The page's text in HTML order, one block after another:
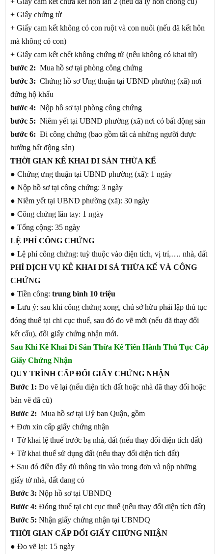
+ Giấy chứng tử
+ Giấy cam kết không có con ruột và con nuôi (nếu đã kết hôn
mà không có con)
+ Giấy cam kết chết không chứng tử (nếu không có khai tử)
bước 2: Mua hồ sơ tại phòng công chứng
bước 3: Chứng hồ sơ Ưng thuận tại UBND phường (xã) nơi
đứng hộ khẩu
bước 4: Nộp hồ sơ tại phòng công chứng
bước 5: Niêm yết tại UBND phường (xã) nơi có bất động sản
bước 6: Đi công chứng (bao gồm tất cả những người được
hưởng bất động sản)
THỜI GIAN KÊ KHAI DI SẢN THỪA KẾ
● Chứng ưng thuận tại UBND phường (xã): 1 ngày
● Nộp hồ sơ tại công chứng: 3 ngày
● Niêm yết tại UBND phường (xã): 30 ngày
● Công chứng lăn tay: 1 ngày
● Tổng cộng: 35 ngày
LỆ PHÍ CÔNG CHỨNG
● Lệ phí công chứng: tuỳ thuộc vào diện tích, vị trí,…. nhà, đất
PHÍ DỊCH VỤ KÊ KHAI DI SẢ THỪA KẾ VÀ CÔNG
CHỨNG
● Tiền công: trung bình 10 triệu
● Lưu ý: sau khi công chứng xong, chủ sở hữu phải lập thủ tục
đóng thuế tại chi cục thuế, sau đó đo vẽ mới (nếu đã thay đổi
kết cấu), đổi giấy chứng nhận mới.
Sau Khi Kê Khai Di Sản Thừa Kế Tiến Hành Thủ Tục Cấp
Giấy Chứng Nhận
QUY TRÌNH CẤP ĐỔI GIẤY CHỨNG NHẬN
Bước 1: Đo vẽ lại (nếu diện tích đất hoặc nhà đã thay đổi hoặc
bản vẽ đã cũ)
Bước 2: Mua hồ sơ tại Uỷ ban Quận, gồm
+ Đơn xin cấp giấy chứng nhận
+ Tờ khai lệ thuế trước bạ nhà, đất (nếu thay đổi diện tích đất)
+ Tờ khai thuế sử dụng đất (nếu thay đổi diện tích đất)
+ Sau đó điền đầy đủ thông tin vào trong đơn và nộp những
giấy tờ nhà, đất đang có
Bước 3: Nộp hồ sơ tại UBNDQ
Bước 4: Đóng thuế tại chi cục thuế (nếu thay đổi diện tích đất)
Bước 5: Nhận giấy chứng nhận tại UBNDQ
THỜI GIAN CẤP ĐỔI GIẤY CHỨNG NHẬN
● Đo vẽ lại: 15 ngày